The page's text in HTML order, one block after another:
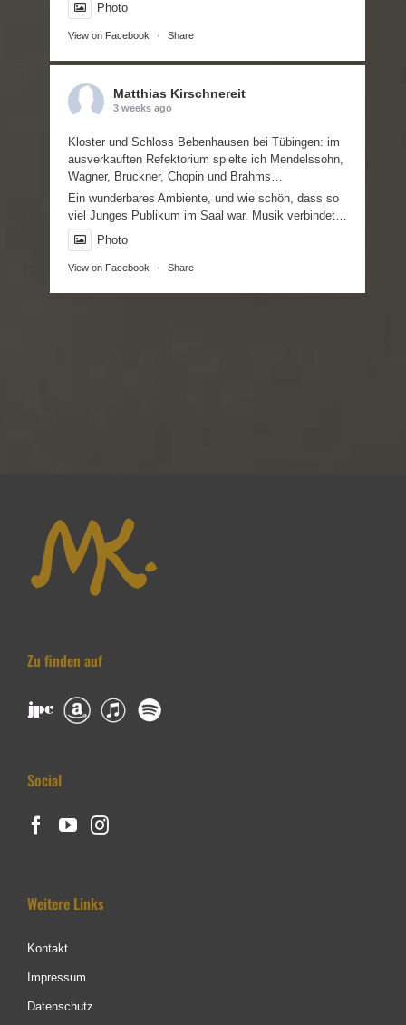
Photo
View on Facebook · Share
Matthias Kirschnereit
3 weeks ago
Kloster und Schloss Bebenhausen bei Tübingen: im
ausverkauften Refektorium spielte ich Mendelssohn,
Wagner, Bruckner, Chopin und Brahms…
Ein wunderbares Ambiente, und wie schön, dass so
viel Junges Publikum im Saal war. Musik verbindet…
Photo
View on Facebook · Share
Zu finden auf
Social
Weitere Links
Kontakt
Impressum
Datenschutz